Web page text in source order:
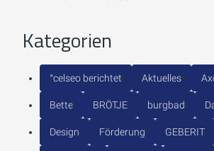
Kategorien
°celseo berichtet Aktuelles
Bette BRÖTJE burgbad
Design Förderung GEBERIT